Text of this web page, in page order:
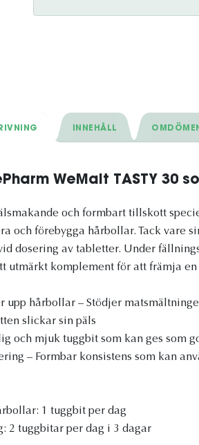
INNEHÅLL OMDÖMEN
WeMalt TASTY 30
och formbart tillskott
och förebygga hårbollar. Tack vare
dosering av tabletter. Under
utmärkt komplement för att främja en
upp hårbollar – Stödjer
slickar sin päls
och mjuk tuggbit som kan ges som
– Formbar konsistens som kan
1 tuggbit per dag
2 tuggbitar per dag i 3 dagar